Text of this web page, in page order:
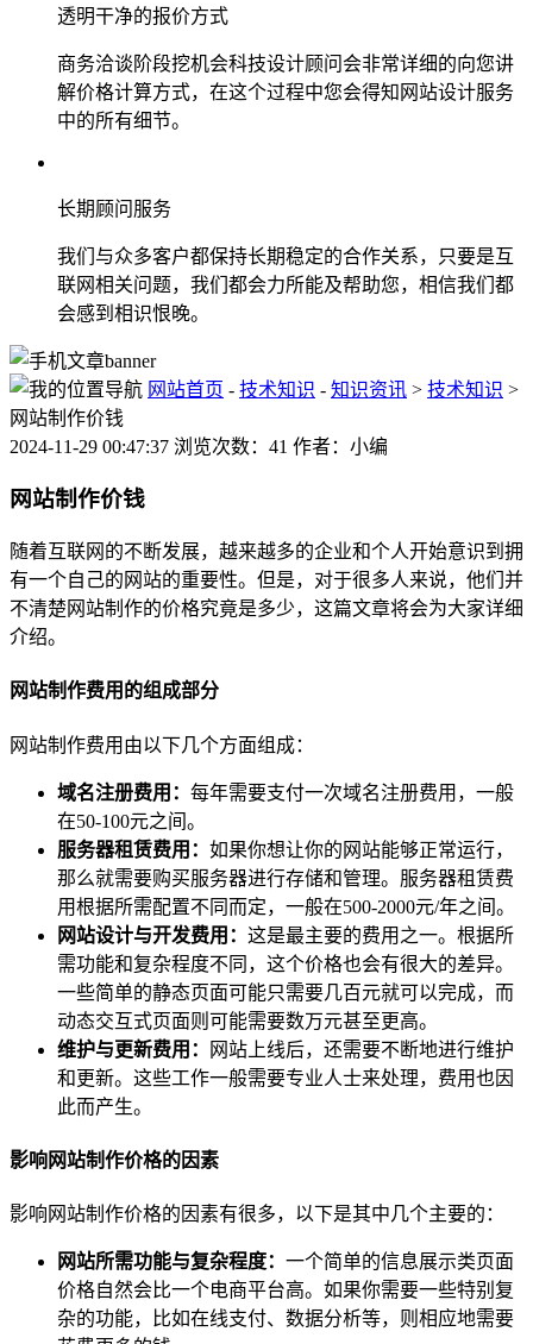
透明干净的报价方式
商务洽谈阶段挖机会科技设计顾问会非常详细的向您讲
解价格计算方式，在这个过程中您会得知网站设计服务
中的所有细节。
长期顾问服务
我们与众多客户都保持长期稳定的合作关系，只要是互
联网相关问题，我们都会力所能及帮助您，相信我们都
会感到相识恨晚。
网站首页 - 技术知识 - 知识资讯 > 技术知识 >
网站制作价钱
2024-11-29 00:47:37 浏览次数：41 作者：小编
网站制作价钱
随着互联网的不断发展，越来越多的企业和个人开始意识到拥
有一个自己的网站的重要性。但是，对于很多人来说，他们并
不清楚网站制作的价格究竟是多少，这篇文章将会为大家详细
介绍。
网站制作费用的组成部分
网站制作费用由以下几个方面组成：
域名注册费用： 每年需要支付一次域名注册费用，一般
在50-100元之间。
服务器租赁费用： 如果你想让你的网站能够正常运行，
那么就需要购买服务器进行存储和管理。服务器租赁费
用根据所需配置不同而定，一般在500-2000元/年之间。
网站设计与开发费用： 这是最主要的费用之一。根据所
需功能和复杂程度不同，这个价格也会有很大的差异。
一些简单的静态页面可能只需要几百元就可以完成，而
动态交互式页面则可能需要数万元甚至更高。
维护与更新费用：
网站上线后，还需要不断地进行维护
和更新。这些工作一般需要专业人士来处理，费用也因
此而产生。
影响网站制作价格的因素
影响网站制作价格的因素有很多，以下是其中几个主要的：
网站所需功能与复杂程度： 一个简单的信息展示类页面
价格自然会比一个电商平台高。如果你需要一些特别复
杂的功能，比如在线支付、数据分析等，则相应地需要